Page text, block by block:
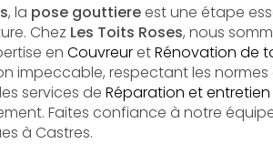
, la pose gouttiereest une étape
Chez Les Toits Roses, nous
en CouvreuretRénovation de
impeccable, respectant les normes
services de Réparation et
Faites confiance à notre
à Castres.